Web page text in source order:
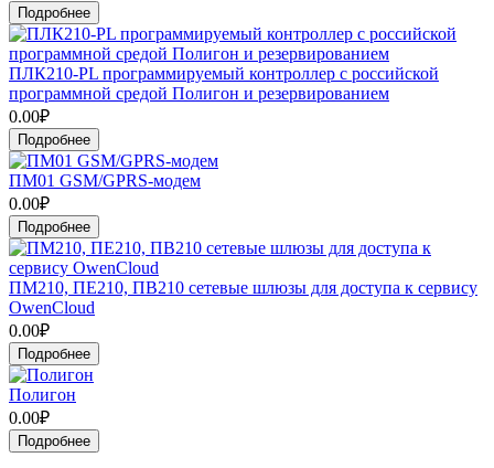
Подробнее
ПЛК210-PL программируемый контроллер с российской
программной средой Полигон и резервированием
0.00₽
Подробнее
ПМ01 GSM/GPRS-модем
0.00₽
Подробнее
ПМ210, ПЕ210, ПВ210 сетевые шлюзы для доступа к сервису
OwenCloud
0.00₽
Подробнее
Полигон
0.00₽
Подробнее